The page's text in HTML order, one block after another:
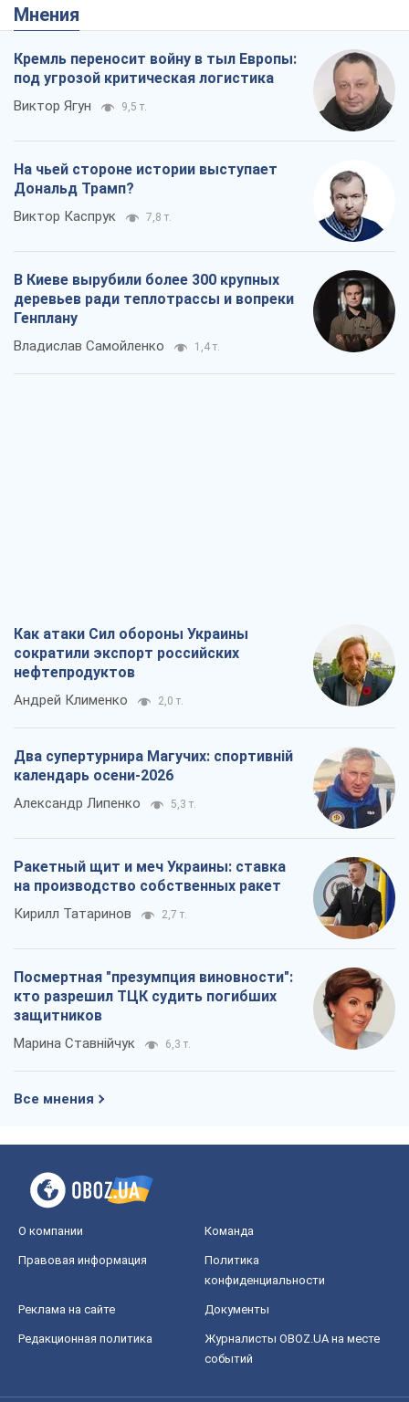
Мнения
Кремль переносит войну в тыл Европы:
под угрозой критическая логистика
Виктор Ягун 9,5 т.
На чьей стороне истории выступает
Дональд Трамп?
Виктор Каспрук 7,8 т.
В Киеве вырубили более 300 крупных
деревьев ради теплотрассы и вопреки
Генплану
Владислав Самойленко 1,4 т.
Как атаки Сил обороны Украины
сократили экспорт российских
нефтепродуктов
Андрей Клименко 2,0 т.
Два супертурнира Магучих: спортивній
календарь осени-2026
Александр Липенко 5,3 т.
Ракетный щит и меч Украины: ставка
на производство собственных ракет
Кирилл Татаринов 2,7 т.
Посмертная "презумпция виновности":
кто разрешил ТЦК судить погибших
защитников
Марина Ставнійчук 6,3 т.
Все мнения
О компании Команда
Правовая информация
Политика
конфиденциальности
Реклама на сайте Документы
Редакционная политика
Журналисты OBOZ.UA на месте
событий